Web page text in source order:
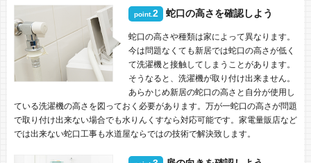
point.2 蛇口の高さを確認しよう
蛇口の高さや種類は家によって異なります。
今は問題なくても新居では蛇口の高さが低く
て洗濯機と接触してしまうことがあります。
そうなると、洗濯機が取り付け出来ません。
あらかじめ新居の蛇口の高さと自分が使用し
ている洗濯機の高さを図っておく必要があります。万が一蛇口の高さが問題
で取り付け出来ない場合でも水りんくすなら対応可能です。家電量販店など
では出来ない蛇口工事も水道屋ならではの技術で解決致します。